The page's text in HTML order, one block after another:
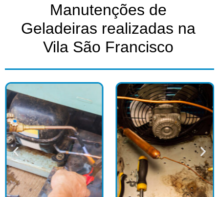
Manutenções de
Geladeiras realizadas na
Vila São Francisco​